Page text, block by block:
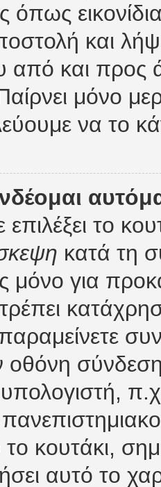
όπως
και
από και προς
μόνο
να το
το
κατά τη
μόνο για
οθόνη
κουτάκι,
αυτό το